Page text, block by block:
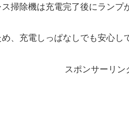
掃除機は充電完了後にランプ
、充電しっぱなしでも安心し
スポンサーリン